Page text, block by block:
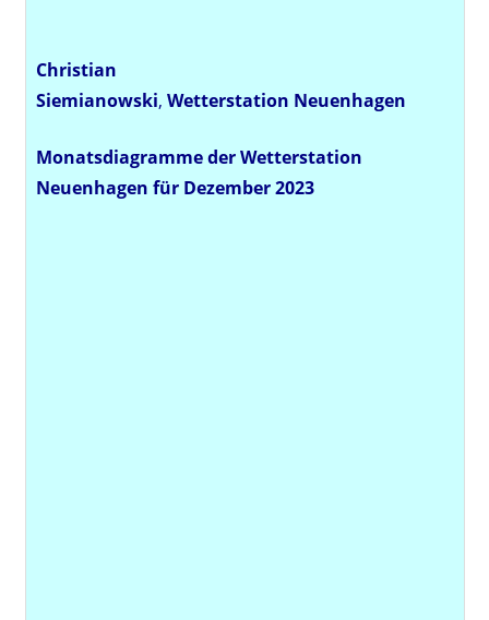
Christian
Siemianowski,Wetterstation Neuenhagen
Monatsdiagramme der Wetterstation
Neuenhagen für Dezember 2023